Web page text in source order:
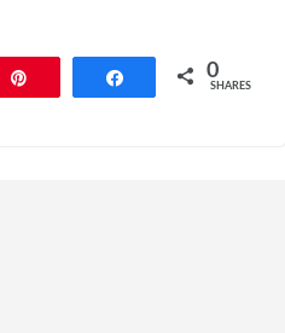
Share 0
SHARES